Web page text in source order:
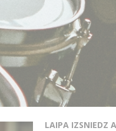
LAIPA IZSNIEDZ